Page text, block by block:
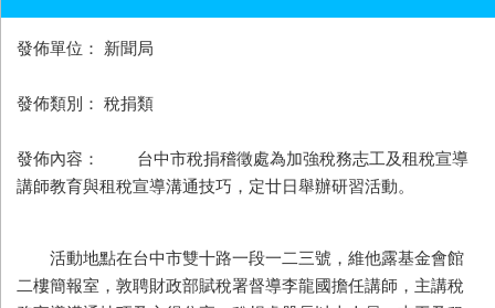
發佈單位： 新聞局
發佈類別： 稅捐類
發佈內容： 台中市稅捐稽徵處為加強稅務志工及租稅宣導
講師教育與租稅宣導溝通技巧，定廿日舉辦研習活動。
活動地點在台中市雙十路一段一二三號，維他露基金會館
二樓簡報室，敦聘財政部賦稅署督導李龍國擔任講師，主講稅